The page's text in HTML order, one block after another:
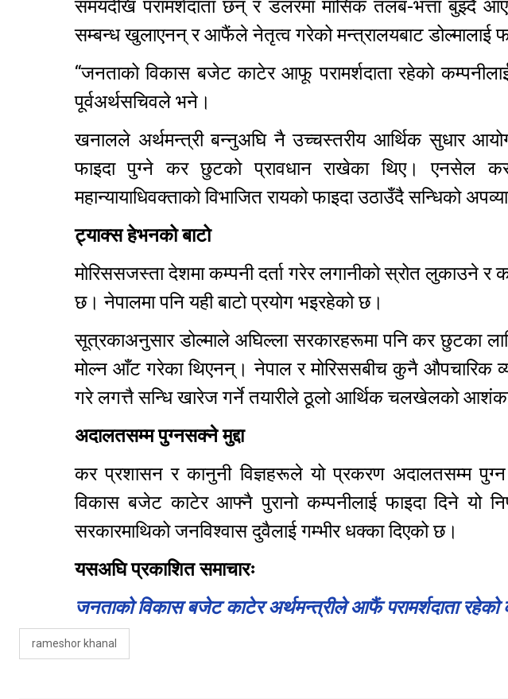
समयदेखि परामर्शदाता छन् र डलरमा मासिक तलब-भत्ता बुझ्दै
सम्बन्ध खुलाएनन् र आफैंले नेतृत्व गरेको मन्त्रालयबाट डोल्मालाई
“जनताको विकास बजेट काटेर आफू परामर्शदाता रहेको
पूर्वअर्थसचिवले भने।
खनालले अर्थमन्त्री बन्नुअघि नै उच्चस्तरीय आर्थिक सुधार
फाइदा पुग्ने कर छुटको प्रावधान राखेका थिए। एनसेल
महान्यायाधिवक्ताको विभाजित रायको फाइदा उठाउँदै सन्धिको
ट्याक्स हेभनको बाटो
मोरिससजस्ता देशमा कम्पनी दर्ता गरेर लगानीको स्रोत लुकाउने र
छ। नेपालमा पनि यही बाटो प्रयोग भइरहेको छ।
सूत्रकाअनुसार डोल्माले अघिल्ला सरकारहरूमा पनि कर छुटका
मोल्न आँट गरेका थिएनन्। नेपाल र मोरिससबीच कुनै औपचारिक
गरे लगत्तै सन्धि खारेज गर्ने तयारीले ठूलो आर्थिक चलखेलको
अदालतसम्म पुग्नसक्ने मुद्दा
कर प्रशासन र कानुनी विज्ञहरूले यो प्रकरण अदालतसम्म
विकास बजेट काटेर आफ्नै पुरानो कम्पनीलाई फाइदा दिने यो
सरकारमाथिको जनविश्वास दुवैलाई गम्भीर धक्का दिएको छ।
यसअघि प्रकाशित समाचारः
जनताको विकास बजेट काटेर अर्थमन्त्रीले आफैं परामर्शदाता रहेको
rameshor khanal